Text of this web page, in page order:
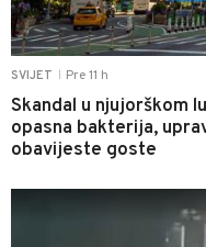
SVIJET Pre 11 h
Skandal u njujorškom
opasna bakterija,
obavijeste goste